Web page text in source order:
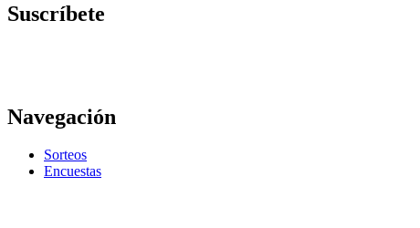
Suscríbete
Navegación
Sorteos
Encuestas